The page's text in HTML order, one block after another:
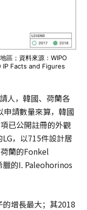
區；資料來源：WIPO
IP Facts and Figures
人，韓國、荷蘭各
申請數量來算，韓國
已公開註冊的外觀
，以715件設計居
蘭的Fonkel
的I. Paleohorinos
增長最大；其2018